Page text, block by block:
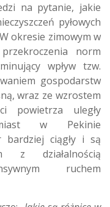
na pytanie, jakie
pyłowych
okresie zimowym w
norm
wpływ tzw.
gospodarstw
wraz ze wzrostem
powietrza uległy
w Pekinie
bardziej ciągły i są
z działalnością
ruchem